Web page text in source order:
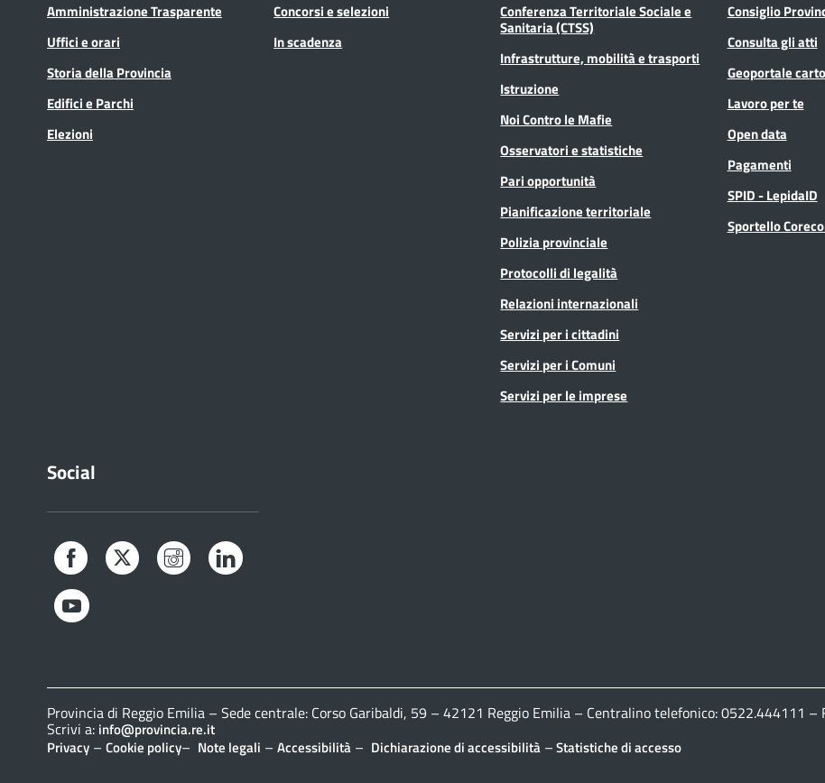
Amministrazione Trasparente
Uffici e orari
Storia della Provincia
Edifici e Parchi
Elezioni
Concorsi e selezioni
In scadenza
Conferenza Territoriale Sociale e
Sanitaria (CTSS)
Infrastrutture, mobilità e trasporti
Istruzione
Noi Contro le Mafie
Osservatori e statistiche
Pari opportunità
Pianificazione territoriale
Polizia provinciale
Protocolli di legalità
Relazioni internazionali
Servizi per i cittadini
Servizi per i Comuni
Servizi per le imprese
Consiglio
Consulta gli atti
Geoportale
Lavoro per te
Open data
Pagamenti
SPID - LepidaID
Sportello
Social
Facebook Twitter Instagram
Provincia di Reggio Emilia – Sede centrale: Corso Garibaldi, 59 – 42121 Reggio Emilia – Centralino telefonico: 0522.444111
Scrivi a: info@provincia.re.it
Privacy – Cookie policy– Note legali – Accessibilità – Dichiarazione di accessibilità –Statistiche di accesso